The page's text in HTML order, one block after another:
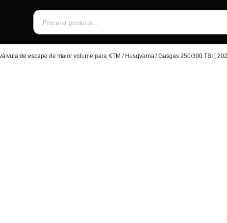
de escape de maior volume para KTM / Husqvarna / Gasgas 250/300 TBI [